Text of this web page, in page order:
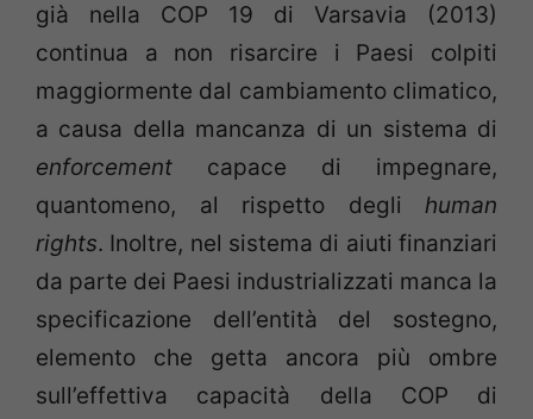
già nella COP 19 di Varsavia (2013)
continua a non risarcire i Paesi colpiti
maggiormente dal cambiamento climatico,
a causa della mancanza di un sistema di
enforcement capace di impegnare,
quantomeno, al rispetto degli human
rights. Inoltre, nel sistema di aiuti finanziari
da parte dei Paesi industrializzati manca la
specificazione dell’entità del sostegno,
elemento che getta ancora più ombre
sull’effettiva capacità della COP di